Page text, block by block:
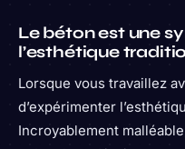
Le béton est une
l’esthétique
Lorsque vous travaillez
d’expérimenter
Incroyablement